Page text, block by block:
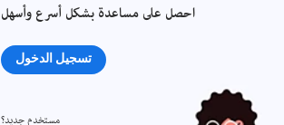
احصل على مساعدة بشكل أسرع وأسهل
تسجيل الدخول